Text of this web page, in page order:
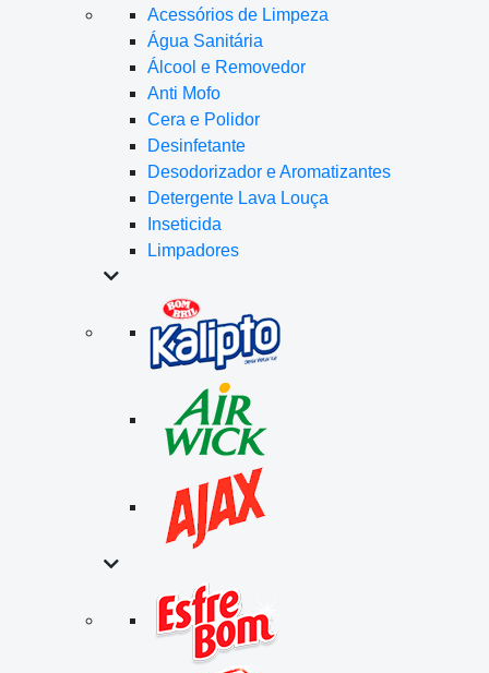
Acessórios de Limpeza
Água Sanitária
Álcool e Removedor
Anti Mofo
Cera e Polidor
Desinfetante
Desodorizador e Aromatizantes
Detergente Lava Louça
Inseticida
Limpadores